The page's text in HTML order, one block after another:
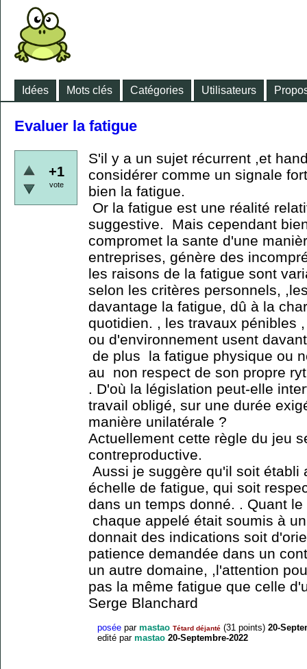
Idées Mots clés Catégories Utilisateurs
Evaluer la fatigue
+1
vote
S'il y a un sujet récurrent ,et
considérer comme un signale
bien la fatigue.
Or la fatigue est une réalité
suggestive. Mais cependant
compromet la sante d'une
entreprises, génère des
les raisons de la fatigue sont
selon les critères personnels,
davantage la fatigue, dû à la
quotidien. , les travaux pénibles
ou d'environnement usent
de plus la fatigue physique ou
au non respect de son propre
. D'où la législation peut-elle
travail obligé, sur une durée
manière unilatérale ?
Actuellement cette règle du jeu
contreproductive.
Aussi je suggère qu'il soit établi
échelle de fatigue, qui soit
dans un temps donné. . Quant
chaque appelé était soumis à
donnait des indications soit
patience demandée dans un
un autre domaine, ,l'attention
pas la même fatigue que celle
Serge Blanchard
posée par mastao Tétard déjanté (31 points) 20-
edité par mastao 20-Septembre-2022